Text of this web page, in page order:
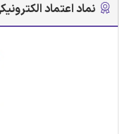
نماد اعتماد